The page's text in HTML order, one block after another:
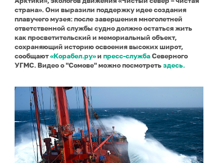
страна». Они выразили поддержку идее создания
плавучего музея: после завершения многолетней
ответственной службы судно должно остаться жить
как просветительский и мемориальный объект,
сохраняющий историю освоения высоких широт,
сообщают«Корабел.ру»и пресс-службаСеверного
УГМС. Видео о "Сомове" можно посмотретьздесь.